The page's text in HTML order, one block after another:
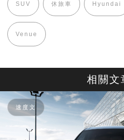
SUV 休旅車 Hyundai
Venue
相關文
速度文